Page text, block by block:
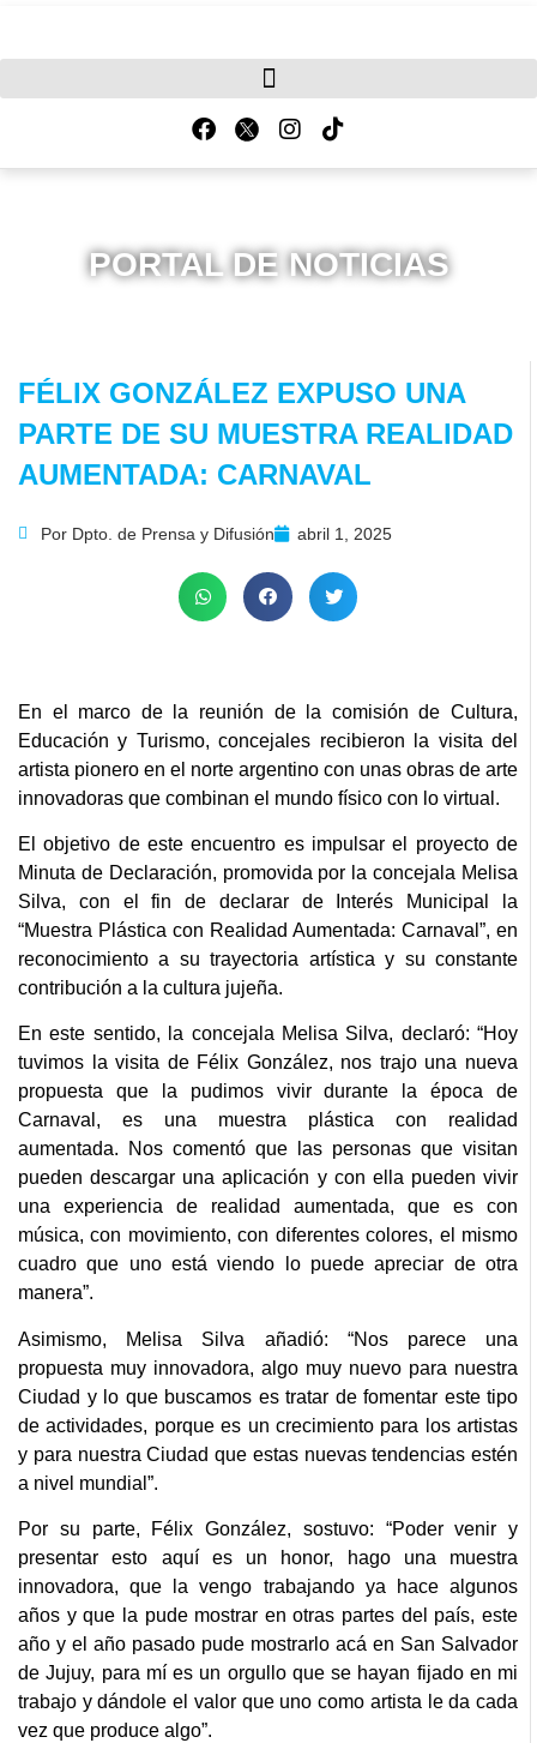
PORTAL DE NOTICIAS
FÉLIX GONZÁLEZ EXPUSO UNA
PARTE DE SU MUESTRA REALIDAD
AUMENTADA: CARNAVAL
Por Dpto. de Prensa y Difusión abril 1, 2025
En el marco de la reunión de la comisión de Cultura,
Educación y Turismo, concejales recibieron la visita del
artista pionero en el norte argentino con unas obras de arte
innovadoras que combinan el mundo físico con lo virtual.
El objetivo de este encuentro es impulsar el proyecto de
Minuta de Declaración, promovida por la concejala Melisa
Silva, con el fin de declarar de Interés Municipal la
“Muestra Plástica con Realidad Aumentada: Carnaval”, en
reconocimiento a su trayectoria artística y su constante
contribución a la cultura jujeña.
En este sentido, la concejala Melisa Silva, declaró: “Hoy
tuvimos la visita de Félix González, nos trajo una nueva
propuesta que la pudimos vivir durante la época de
Carnaval, es una muestra plástica con realidad
aumentada. Nos comentó que las personas que visitan
pueden descargar una aplicación y con ella pueden vivir
una experiencia de realidad aumentada, que es con
música, con movimiento, con diferentes colores, el mismo
cuadro que uno está viendo lo puede apreciar de otra
manera”.
Asimismo, Melisa Silva añadió: “Nos parece una
propuesta muy innovadora, algo muy nuevo para nuestra
Ciudad y lo que buscamos es tratar de fomentar este tipo
de actividades, porque es un crecimiento para los artistas
y para nuestra Ciudad que estas nuevas tendencias estén
a nivel mundial”.
Por su parte, Félix González, sostuvo: “Poder venir y
presentar esto aquí es un honor, hago una muestra
innovadora, que la vengo trabajando ya hace algunos
años y que la pude mostrar en otras partes del país, este
año y el año pasado pude mostrarlo acá en San Salvador
de Jujuy, para mí es un orgullo que se hayan fijado en mi
trabajo y dándole el valor que uno como artista le da cada
vez que produce algo”.